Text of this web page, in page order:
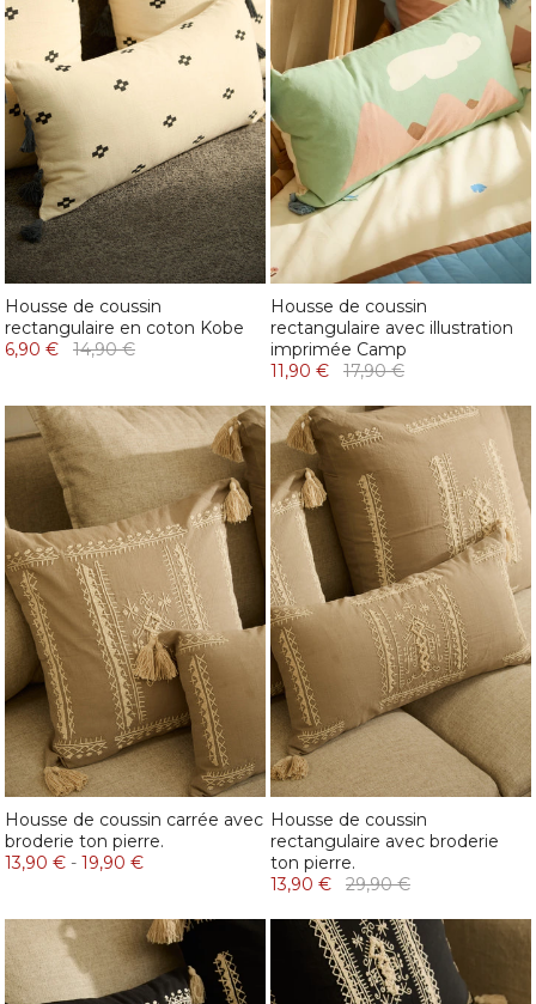
Housse de coussin
rectangulaire en coton Kobe
6,90 €
14,90 €
Housse de coussin
rectangulaire avec illustration
imprimée Camp
11,90 €
17,90 €
Housse de coussin carrée avec
broderie ton pierre.
13,90 € - 19,90 €
Housse de coussin
rectangulaire avec broderie
ton pierre.
13,90 €
29,90 €